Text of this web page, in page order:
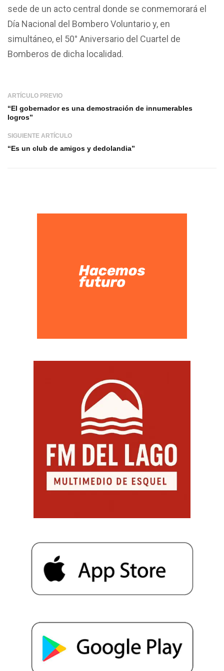
sede de un acto central donde se conmemorará el
Día Nacional del Bombero Voluntario y, en
simultáneo, el 50° Aniversario del Cuartel de
Bomberos de dicha localidad.
ARTÍCULO PREVIO
“El gobernador es una demostración de innumerables
logros”
SIGUIENTE ARTÍCULO
“Es un club de amigos y dedolandia”